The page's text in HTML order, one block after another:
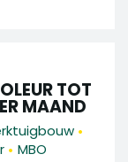
TOT
MAAND
•
• MBO